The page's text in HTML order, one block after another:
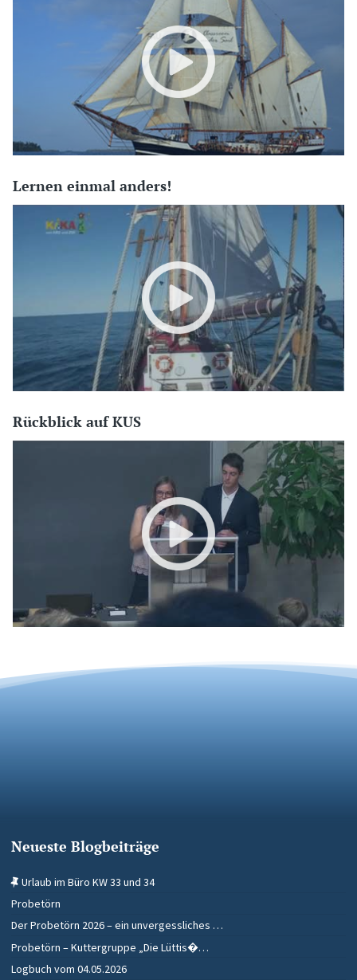
Lernen einmal anders!
Rückblick auf KUS
Neueste Blogbeiträge
Urlaub im Büro KW 33 und 34
Probetörn
Der Probetörn 2026 – ein unvergessliches …
Probetörn – Kuttergruppe „Die Lüttis�…
Logbuch vom 04.05.2026